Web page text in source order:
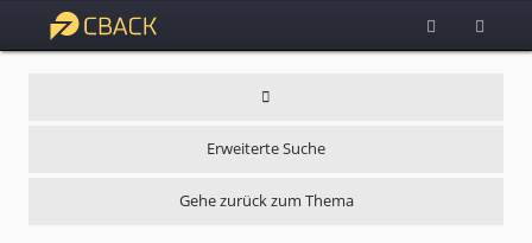
Erweiterte Suche
Gehe zurück zum Thema